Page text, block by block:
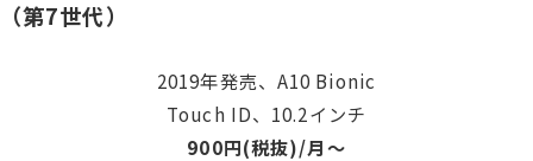
（第7世代）
2019年発売、A10 Bionic
Touch ID、10.2インチ
900円(税抜)/月〜